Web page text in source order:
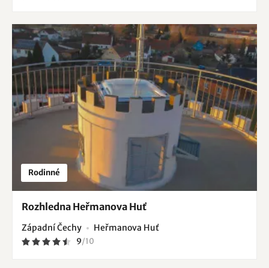
Rodinné
Rozhledna Heřmanova Huť
Západní Čechy Heřmanova Huť
9/10